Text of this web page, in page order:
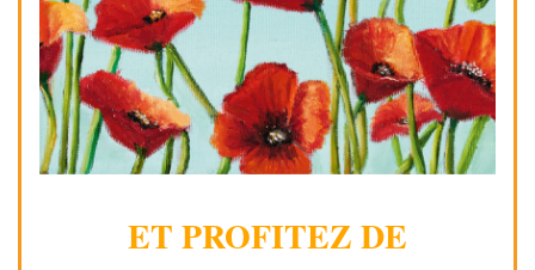
ET PROFITEZ DE